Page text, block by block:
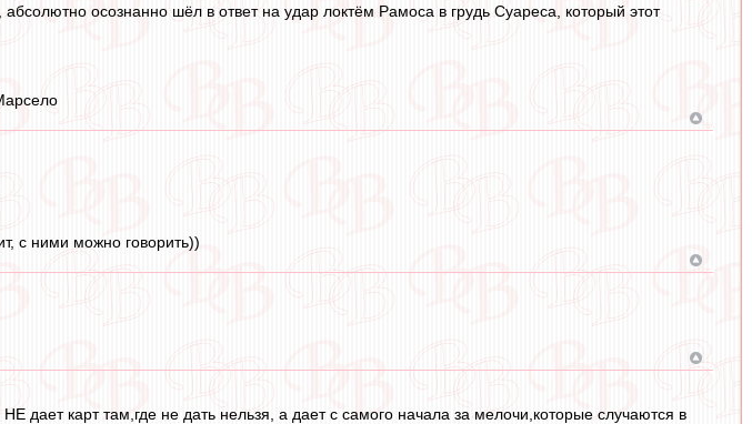
осознанно шёл в ответ на удар локтём Рамоса в грудь Суареса, который этот
с ними можно говорить))
дает карт там,где не дать нельзя, а дает с самого начала за мелочи,которые случаются в